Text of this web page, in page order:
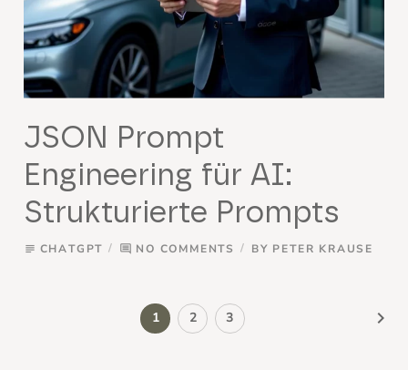
JSON Prompt
Engineering für AI:
Strukturierte Prompts
subject CHATGPT comment NO COMMENTS BY PETER KRAUSE
1 2 3 keyboard_arrow_right